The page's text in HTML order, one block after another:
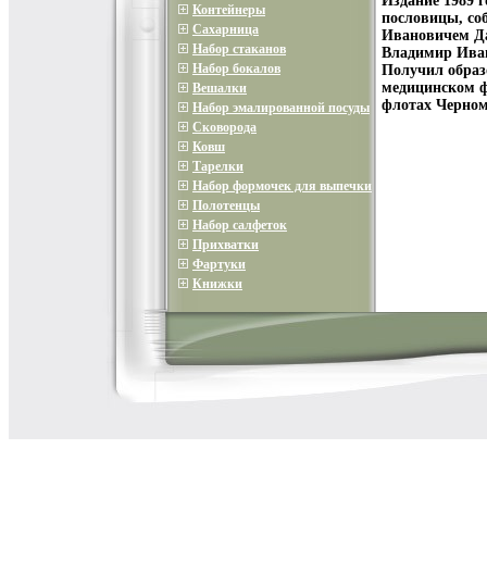
Контейнеры
Сахарница
Набор стаканов
Набор бокалов
Вешалки
Набор эмалированной посуды
Сковорода
Ковш
Тарелки
Набор формочек для выпечки
Полотенцы
Набор салфеток
Прихватки
Фартуки
Книжки
пословицы,
Ивановичем
Владимир
Получил
медицинском
флотах